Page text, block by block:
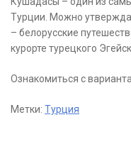
Турции. Можно
– белорусские
курорте турецкого
Ознакомиться с
Метки: Турция